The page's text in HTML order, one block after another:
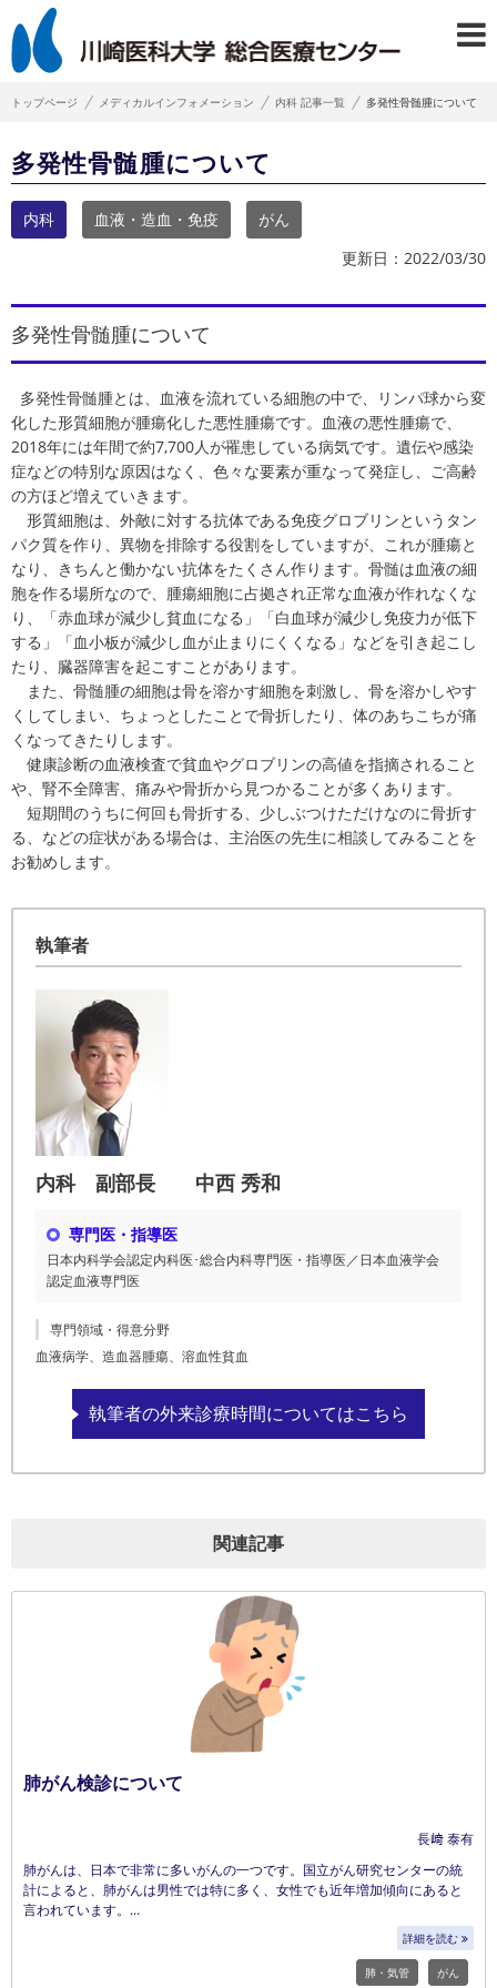
トップページ メディカルインフォメーション 内科 記事一覧 多発性骨髄腫について
多発性骨髄腫について
内科 血液・造血・免疫
がん
更新日：2022/03/30
多発性骨髄腫について
多発性骨髄腫とは、血液を流れている細胞の中で、リンパ球から変
化した形質細胞が腫瘍化した悪性腫瘍です。血液の悪性腫瘍で、
2018年には年間で約7,700人が罹患している病気です。遺伝や感染
症などの特別な原因はなく、色々な要素が重なって発症し、ご高齢
の方ほど増えていきます。
形質細胞は、外敵に対する抗体である免疫グロブリンというタン
パク質を作り、異物を排除する役割をしていますが、これが腫瘍と
なり、きちんと働かない抗体をたくさん作ります。骨髄は血液の細
胞を作る場所なので、腫瘍細胞に占拠され正常な血液が作れなくな
り、「赤血球が減少し貧血になる」「白血球が減少し免疫力が低下
する」「血小板が減少し血が止まりにくくなる」などを引き起こし
たり、臓器障害を起こすことがあります。
また、骨髄腫の細胞は骨を溶かす細胞を刺激し、骨を溶かしやす
くしてしまい、ちょっとしたことで骨折したり、体のあちこちが痛
くなってきたりします。
健康診断の血液検査で貧血やグロブリンの高値を指摘されること
や、腎不全障害、痛みや骨折から見つかることが多くあります。
短期間のうちに何回も骨折する、少しぶつけただけなのに骨折す
る、などの症状がある場合は、主治医の先生に相談してみることを
お勧めします。
執筆者
内科 副部長 中西 秀和
専門医・指導医
日本内科学会認定内科医･総合内科専門医・指導医／日本血液学会
認定血液専門医
専門領域・得意分野
血液病学、造血器腫瘍、溶血性貧血
執筆者の外来診療時間についてはこちら
関連記事
肺がん検診について
長﨑 泰有
肺がんは、日本で非常に多いがんの一つです。国立がん研究センターの統
計によると、肺がんは男性では特に多く、女性でも近年増加傾向にあると
言われています。
詳細を読む
肺・気管 がん